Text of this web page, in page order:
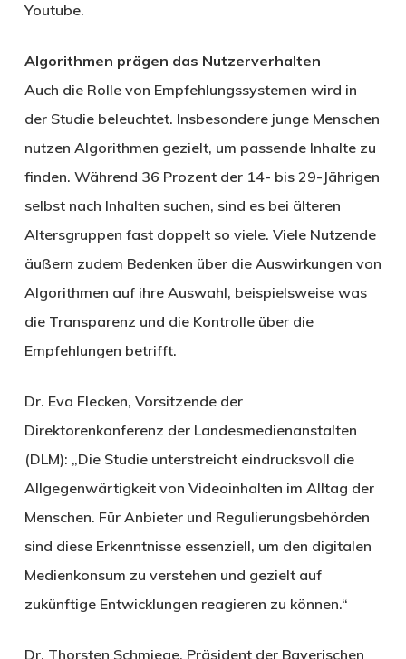
Youtube.
Algorithmen prägen das Nutzerverhalten
Auch die Rolle von Empfehlungssystemen wird in
der Studie beleuchtet. Insbesondere junge Menschen
nutzen Algorithmen gezielt, um passende Inhalte zu
finden. Während 36 Prozent der 14- bis 29-Jährigen
selbst nach Inhalten suchen, sind es bei älteren
Altersgruppen fast doppelt so viele. Viele Nutzende
äußern zudem Bedenken über die Auswirkungen von
Algorithmen auf ihre Auswahl, beispielsweise was
die Transparenz und die Kontrolle über die
Empfehlungen betrifft.
Dr. Eva Flecken, Vorsitzende der
Direktorenkonferenz der Landesmedienanstalten
(DLM): „Die Studie unterstreicht eindrucksvoll die
Allgegenwärtigkeit von Videoinhalten im Alltag der
Menschen. Für Anbieter und Regulierungsbehörden
sind diese Erkenntnisse essenziell, um den digitalen
Medienkonsum zu verstehen und gezielt auf
zukünftige Entwicklungen reagieren zu können.“
Dr. Thorsten Schmiege, Präsident der Bayerischen